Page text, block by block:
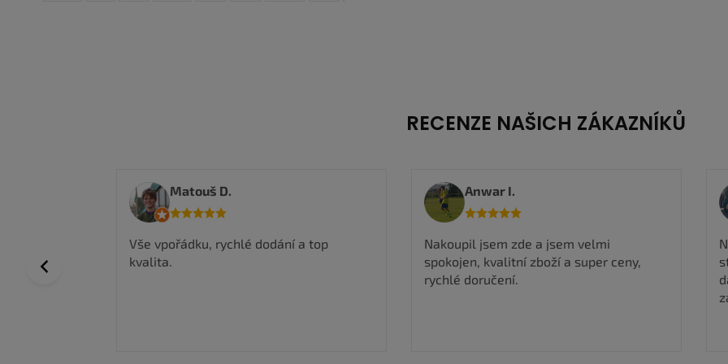
RECENZE NAŠICH ZÁKAZNÍKŮ
Previous
Anwar I.
Nakoupil jsem zde a jsem velmi
spokojen, kvalitní zboží a super ceny,
Viktorie M.
Nadmíru spokojena, rychlé odeslání, boty
stejné jak na fotografii takže můžu jen
dál doporučit a určitě si ještě nějaké boty